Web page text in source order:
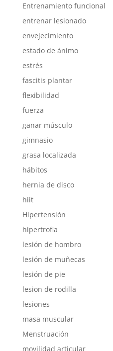
Entrenamiento funcional
entrenar lesionado
envejecimiento
estado de ánimo
estrés
fascitis plantar
flexibilidad
fuerza
ganar músculo
gimnasio
grasa localizada
hábitos
hernia de disco
hiit
Hipertensión
hipertrofia
lesión de hombro
lesión de muñecas
lesión de pie
lesion de rodilla
lesiones
masa muscular
Menstruación
movilidad articular